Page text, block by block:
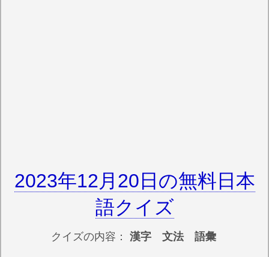
2023年12月20日の無料日本
語クイズ
クイズの内容： 漢字 文法 語彙